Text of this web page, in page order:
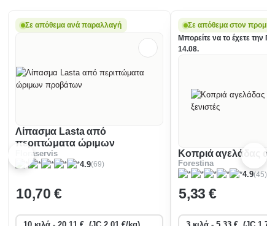
Σε απόθεμα ανά παραλλαγή
Λίπασμα Lasta από
περιττώματα ώριμων
προβάτων
Floraservis
4.9(69)
10,70 €
Σε απόθεμα στον
Μπορείτε να το έχετε την
14.08.
Κοπριά αγελάδας
Forestina
4.9(45)
5,33 €